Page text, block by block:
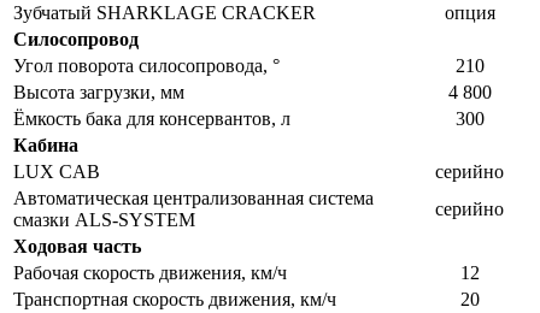
Зубчатый SHARKLAGE CRACKER
опция
Силосопровод
Угол поворота силосопровода, °
210
Высота загрузки, мм
4 800
Ёмкость бака для консервантов, л
300
Кабина
LUX CAB
серийно
Автоматическая централизованная система
смазки ALS-SYSTEM
серийно
Ходовая часть
Рабочая скорость движения, км/ч
12
Транспортная скорость движения, км/ч
20